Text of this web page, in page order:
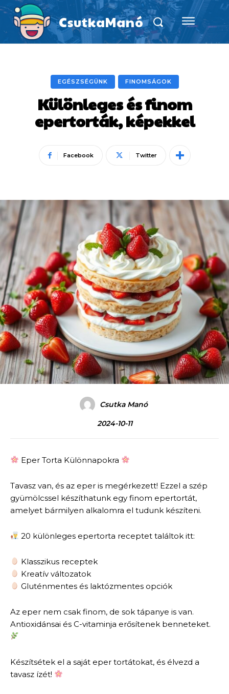
CsutkaManó
EGÉSZSÉGÜNK FINOMSÁGOK
Különleges és finom
epertorták, képekkel
Facebook Twitter
Csutka Manó
2024-10-11
Eper Torta Különnapokra
Tavasz van, és az eper is megérkezett! Ezzel a szép
gyümölcssel készíthatunk egy finom epertortát,
amelyet bármilyen alkalomra el tudunk készíteni.
20 különleges epertorta receptet találtok itt:
Klasszikus receptek
Kreatív változatok
Gluténmentes és laktózmentes opciók
Az eper nem csak finom, de sok tápanye is van.
Antioxidánsai és C-vitaminja erősítenek benneteket.
Készítsétek el a saját eper tortátokat, és élvezd a
tavasz ízét!